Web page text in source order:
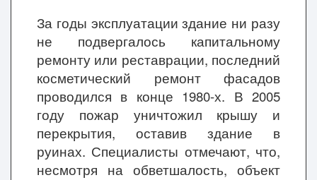
За годы эксплуатации здание ни разу
не подвергалось капитальному
ремонту или реставрации, последний
косметический ремонт фасадов
проводился в конце 1980-х. В 2005
году пожар уничтожил крышу и
перекрытия, оставив здание в
руинах. Специалисты отмечают, что,
несмотря на обветшалость, объект